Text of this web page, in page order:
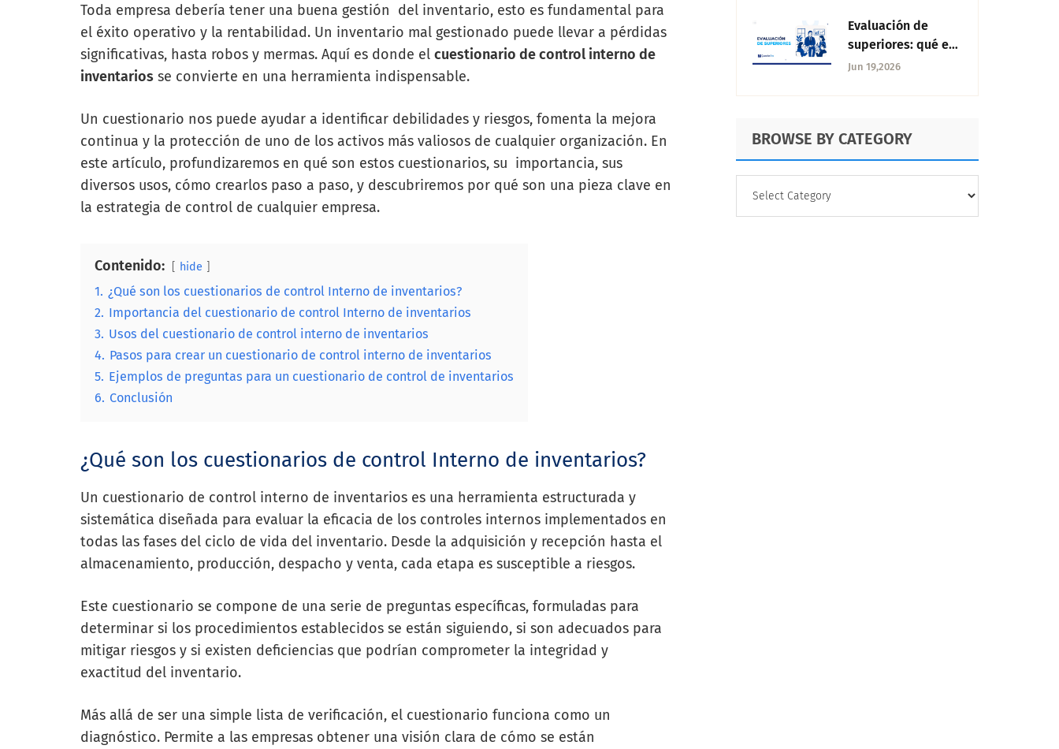
Toda empresa debería tener una buena gestión del inventario, esto es fundamental para
el éxito operativo y la rentabilidad. Un inventario mal gestionado puede llevar a pérdidas
significativas, hasta robos y mermas. Aquí es donde el cuestionario de control interno de
inventarios se convierte en una herramienta indispensable.
Un cuestionario nos puede ayudar a identificar debilidades y riesgos, fomenta la mejora
continua y la protección de uno de los activos más valiosos de cualquier organización. En
este artículo, profundizaremos en qué son estos cuestionarios, su importancia, sus
diversos usos, cómo crearlos paso a paso, y descubriremos por qué son una pieza clave en
la estrategia de control de cualquier empresa.
Contenido: hide
1. ¿Qué son los cuestionarios de control Interno de inventarios?
2. Importancia del cuestionario de control Interno de inventarios
3. Usos del cuestionario de control interno de inventarios
4. Pasos para crear un cuestionario de control interno de inventarios
5. Ejemplos de preguntas para un cuestionario de control de inventarios
6. Conclusión
¿Qué son los cuestionarios de control Interno de inventarios?
Un cuestionario de control interno de inventarios es una herramienta estructurada y
sistemática diseñada para evaluar la eficacia de los controles internos implementados en
todas las fases del ciclo de vida del inventario. Desde la adquisición y recepción hasta el
almacenamiento, producción, despacho y venta, cada etapa es susceptible a riesgos.
Este cuestionario se compone de una serie de preguntas específicas, formuladas para
determinar si los procedimientos establecidos se están siguiendo, si son adecuados para
mitigar riesgos y si existen deficiencias que podrían comprometer la integridad y
exactitud del inventario.
Más allá de ser una simple lista de verificación, el cuestionario funciona como un
diagnóstico. Permite a las empresas obtener una visión clara de cómo se están
la Era Post
Pandemia
Evaluación de
superiores: qué es,
cómo aplicarla y
Jun 19,2026
BROWSE BY CATEGORY
CATEGORY